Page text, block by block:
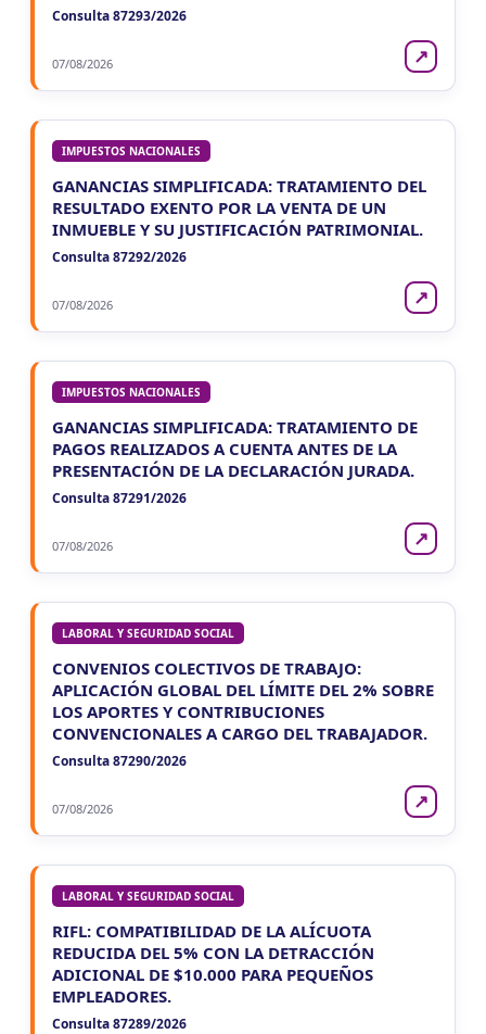
Consulta 87293/2026
07/08/2026 ↗
IMPUESTOS NACIONALES
GANANCIAS SIMPLIFICADA: TRATAMIENTO DEL
RESULTADO EXENTO POR LA VENTA DE UN
INMUEBLE Y SU JUSTIFICACIÓN PATRIMONIAL.
Consulta 87292/2026
07/08/2026 ↗
IMPUESTOS NACIONALES
GANANCIAS SIMPLIFICADA: TRATAMIENTO DE
PAGOS REALIZADOS A CUENTA ANTES DE LA
PRESENTACIÓN DE LA DECLARACIÓN JURADA.
Consulta 87291/2026
07/08/2026 ↗
LABORAL Y SEGURIDAD SOCIAL
CONVENIOS COLECTIVOS DE TRABAJO:
APLICACIÓN GLOBAL DEL LÍMITE DEL 2% SOBRE
LOS APORTES Y CONTRIBUCIONES
CONVENCIONALES A CARGO DEL TRABAJADOR.
Consulta 87290/2026
07/08/2026 ↗
LABORAL Y SEGURIDAD SOCIAL
RIFL: COMPATIBILIDAD DE LA ALÍCUOTA
REDUCIDA DEL 5% CON LA DETRACCIÓN
ADICIONAL DE $10.000 PARA PEQUEÑOS
EMPLEADORES.
Consulta 87289/2026